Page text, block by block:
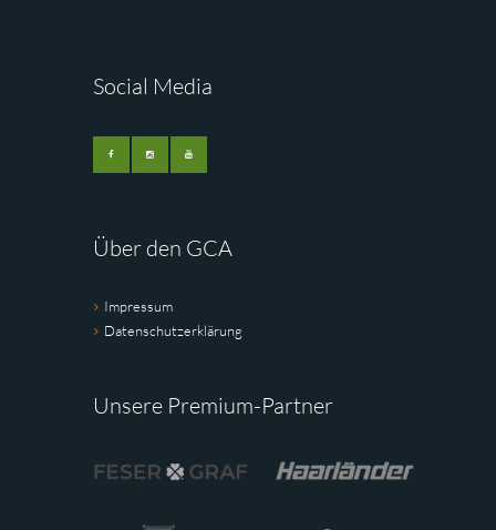
Social Media
Über den GCA
Impressum
Datenschutzerklärung
Unsere Premium-Partner